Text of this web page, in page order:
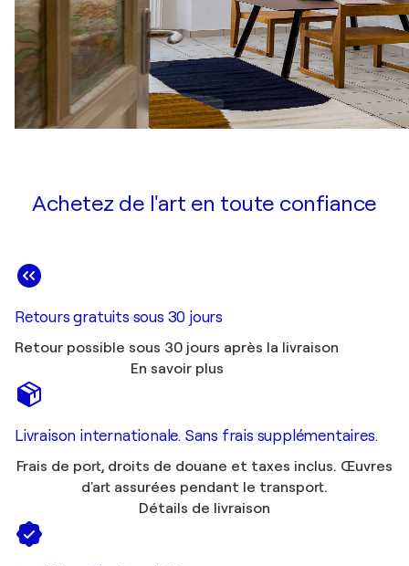
Achetez de l'art en toute confiance
Retours gratuits sous 30 jours
Retour possible sous 30 jours après la livraison
En savoir plus
Livraison internationale. Sans frais supplémentaires.
Frais de port, droits de douane et taxes inclus. Œuvres
d'art assurées pendant le transport.
Détails de livraison